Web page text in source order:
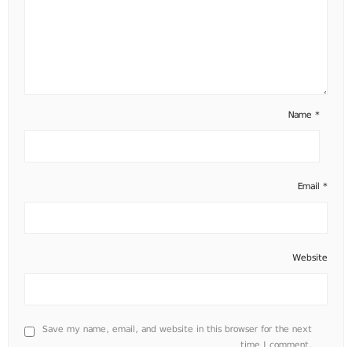
Name *
Email *
Website
Save my name, email, and website in this browser for the next